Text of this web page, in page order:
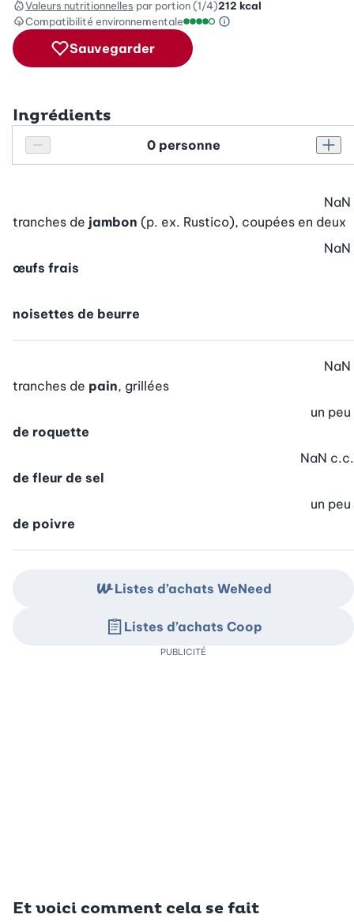
Valeurs nutritionnelles par portion (1/4)212 kcal
Compatibilité environnementale
Échelle de compatibilité
Information sur
Sauvegarder
Ingrédients
Réduire le nombre de personnes
Personnes
tranches de jambon (p. ex. Rustico), coupées en deux
NaN
œufs frais
NaN
noisettes de beurre
tranches de pain, grillées
NaN
de roquette
un peu
de fleur de sel
NaN c.c.
de poivre
un peu
Et voici comment cela se fait
Listes d’achats WeNeed
Listes d’achats Coop
PUBLICITÉ